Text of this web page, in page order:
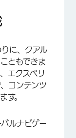
に、クアル
ともできま
エクスペリ
コンテンツ
す。
ルナビゲー